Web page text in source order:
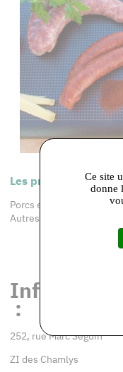
Les produits de cet
Porcs et Agneaux du
Autres produits élaborés
:
252, rue Marc Seguin
ZI des Chamlys
Ce site
donne